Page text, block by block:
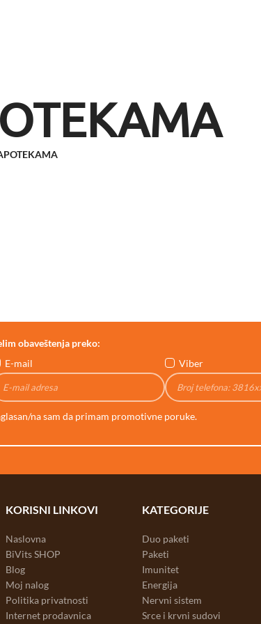
obaveštenja preko:
E-mail
Viber
na sam da primam promotivne poruke.
KORISNI LINKOVI
Naslovna
BiVits SHOP
Blog
Moj nalog
Politika privatnosti
Internet prodavnica
KATEGORIJE
Duo paketi
Paketi
Imunitet
Energija
Nervni sistem
Srce i krvni sudovi